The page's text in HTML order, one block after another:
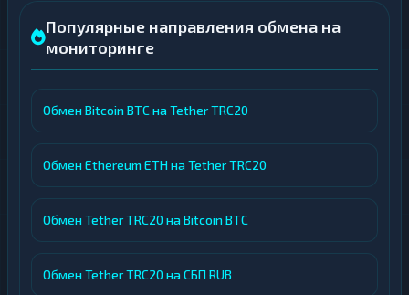
Популярные направления обмена на
мониторинге
Обмен Bitcoin BTC на Tether TRC20
Обмен Ethereum ETH на Tether TRC20
Обмен Tether TRC20 на Bitcoin BTC
Обмен Tether TRC20 на СБП RUB